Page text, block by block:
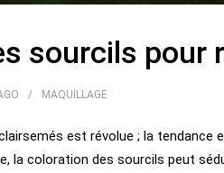
sourcils pour
MAQUILLAGE
est révolue ; la
la coloration des sourcils peut